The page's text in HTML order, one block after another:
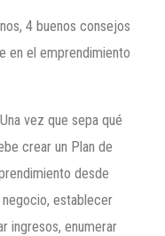
4 buenos consejos
en el emprendimiento
Una vez que sepa qué
crear un Plan de
desde
establecer
ingresos, enumerar